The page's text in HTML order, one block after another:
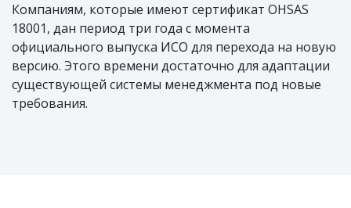
Компаниям, которые имеют сертификат OHSAS
18001, дан период три года с момента
официального выпуска ИСО для перехода на новую
версию. Этого времени достаточно для адаптации
существующей системы менеджмента под новые
требования.